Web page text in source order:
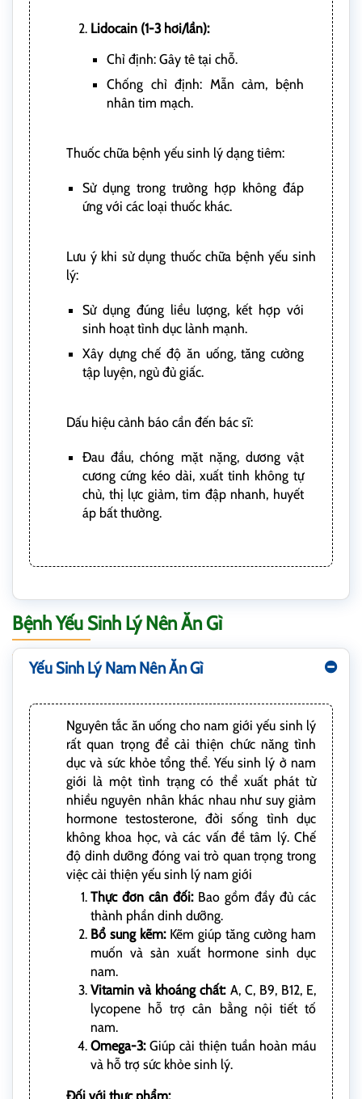
Lidocain (1-3 hơi/lần):
Chỉ định: Gây tê tại chỗ.
Chống chỉ định: Mẫn cảm, bệnh
nhân tim mạch.
Thuốc chữa bệnh yếu sinh lý dạng tiêm:
Sử dụng trong trường hợp không đáp
ứng với các loại thuốc khác.
Lưu ý khi sử dụng thuốc chữa bệnh yếu sinh
lý:
Sử dụng đúng liều lượng, kết hợp với
sinh hoạt tình dục lành mạnh.
Xây dựng chế độ ăn uống, tăng cường
tập luyện, ngủ đủ giấc.
Dấu hiệu cảnh báo cần đến bác sĩ:
Đau đầu, chóng mặt nặng, dương vật
cương cứng kéo dài, xuất tinh không tự
chủ, thị lực giảm, tim đập nhanh, huyết
áp bất thường.
Bệnh Yếu Sinh Lý Nên Ăn Gì
Yếu Sinh Lý Nam Nên Ăn Gì
Nguyên tắc ăn uống cho nam giới yếu sinh lý
rất quan trọng để cải thiện chức năng tình
dục và sức khỏe tổng thể. Yếu sinh lý ở nam
giới là một tình trạng có thể xuất phát từ
nhiều nguyên nhân khác nhau như suy giảm
hormone testosterone, đời sống tình dục
không khoa học, và các vấn đề tâm lý. Chế
độ dinh dưỡng đóng vai trò quan trọng trong
việc cải thiện yếu sinh lý nam giới
Thực đơn cân đối:Bao gồm đầy đủ các
thành phần dinh dưỡng.
Bổ sung kẽm:Kẽm giúp tăng cường ham
muốn và sản xuất hormone sinh dục
nam.
Vitamin và khoáng chất: A, C, B9, B12, E,
lycopene hỗ trợ cân bằng nội tiết tố
nam.
Omega-3: Giúp cải thiện tuần hoàn máu
và hỗ trợ sức khỏe sinh lý.
Đối với thực phẩm: